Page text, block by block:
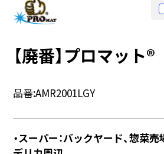
【廃番】プロマット®
品番:AMR2001LGY
・スーパー：バックヤード、惣菜売